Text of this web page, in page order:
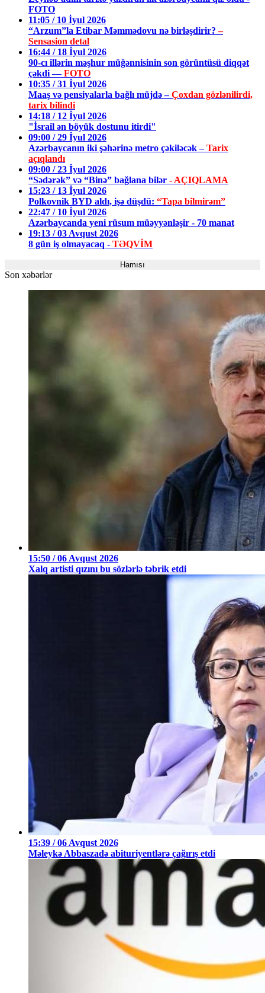
FOTO
11:05 / 10 İyul 2026
“Arzum”la Etibar Məmmədovu nə birləşdirir?–
Sensasion detal
16:44 / 18 İyul 2026
90-cı illərin məşhur müğənnisinin son görüntüsü diqqət
çəkdi —FOTO
10:35 / 31 İyul 2026
Maaş və pensiyalarla bağlı müjdə –Çoxdan gözlənilirdi,
tarix bilindi
14:18 / 12 İyul 2026
"İsrail ən böyük dostunu itirdi"
09:00 / 29 İyul 2026
Azərbaycanın iki şəhərinə metro çəkiləcək –Tarix
açıqlandı
09:00 / 23 İyul 2026
“Sədərək” və “Binə” bağlana bilər - AÇIQLAMA
15:23 / 13 İyul 2026
Polkovnik BYD aldı, işə düşdü: “Tapa bilmirəm”
22:47 / 10 İyul 2026
Azərbaycanda yeni rüsum müəyyənləşir - 70 manat
19:13 / 03 Avqust 2026
8 gün iş olmayacaq - TƏQVİM
Hamısı
Son xəbərlər
15:50 / 06 Avqust 2026
Xalq artisti qızını bu sözlərlə təbrik etdi
15:39 / 06 Avqust 2026
Məleykə Abbaszadə abituriyentlərə çağırış etdi